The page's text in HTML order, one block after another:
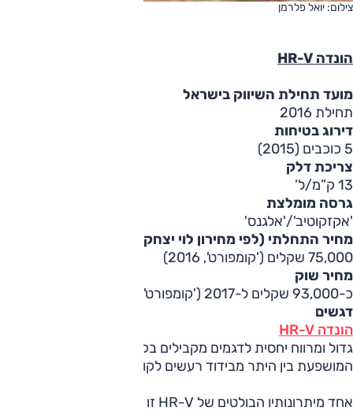
צילום: יואל פלרמן
הונדה HR-V
מועד תחילת השיווק בישראל
תחילת 2016
דירוג בטיחות
5 כוכבים (2015)
צריכת דלק
13 ק”מ/ל’
גרסה מומלצת
'אקזקוטיב'/'אלגנס'
מחיר התחלתי (לפי מחירון לוי יצחק)
75,000 שקלים ('קומפורט', 2016)
מחיר שוק
כ-93,000 שקלים ל-2017 ('קומפורט', 2017; במחירון – 87,000 שקלים)
דגשים
הונדה HR-V
גדול ומרווח יחסית לדגמים מקבילים בקטגוריה, ומערכת ההנעה
המושפעת בין היתר מבידוד רעשים לקוי.